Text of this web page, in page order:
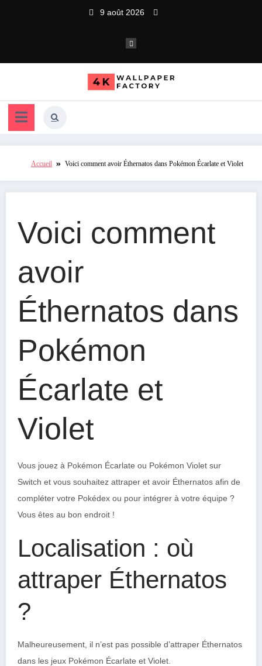
9 août 2026
Accueil Voici comment avoir Éthernatos dans Pokémon Écarlate et Violet
Voici comment
avoir
Éthernatos dans
Pokémon
Écarlate et
Violet
Vous jouez à Pokémon Écarlate ou Pokémon Violet sur
Switch et vous souhaitez attraper et avoir Éthernatos afin de
compléter votre Pokédex ou pour intégrer à votre équipe ?
Vous êtes au bon endroit !
Localisation : où
attraper Éthernatos
?
Malheureusement, il n’est pas possible d’attraper Éthernatos
dans les jeux Pokémon Écarlate et Violet.